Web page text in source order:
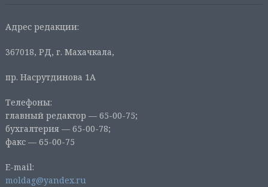
Адрес редакции:
367018, РД, г. Махачкала,
пр. Насрутдинова 1А
Телефоны:
главный редактор — 65-00-75;
бухгалтерия — 65-00-78;
факс — 65-00-75
E-mail:
moldag@yandex.ru